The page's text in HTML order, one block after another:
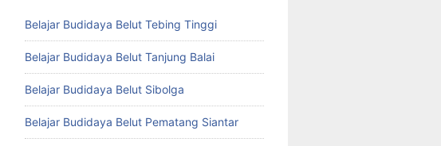
Belajar Budidaya Belut Tebing Tinggi
Belajar Budidaya Belut Tanjung Balai
Belajar Budidaya Belut Sibolga
Belajar Budidaya Belut Pematang Siantar